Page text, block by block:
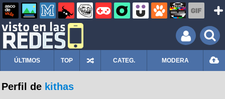
ÚLTIMOS TOP CATEG. MODERA
Perfil de kithas